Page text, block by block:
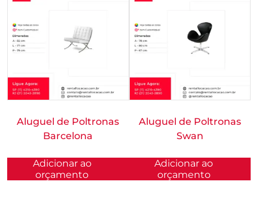
Aluguel de Poltronas
Barcelona
Adicionar ao
orçamento
Aluguel de Poltronas
Swan
Adicionar ao
orçamento